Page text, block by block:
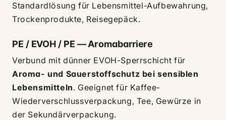
Standardlösung für Lebensmittel-Aufbewahrung,
Trockenprodukte, Reisegepäck.
PE / EVOH / PE — Aromabarriere
Verbund mit dünner EVOH-Sperrschicht für
Aroma- und Sauerstoffschutz bei sensiblen
Lebensmitteln. Geeignet für Kaffee-
Wiederverschlussverpackung, Tee, Gewürze in
der Sekundärverpackung.